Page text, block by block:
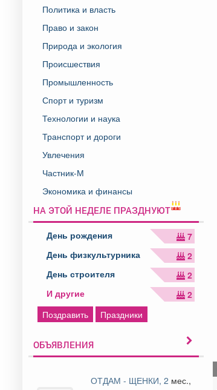
Политика и власть
Право и закон
Природа и экология
Происшествия
Промышленность
Спорт и туризм
Технологии и наука
Транспорт и дороги
Увлечения
Частник-М
Экономика и финансы
НА ЭТОЙ НЕДЕЛЕ ПРАЗДНУЮТ
День рождения
7
День физкультурника
2
День строителя
2
И другие
2
Поздравить
Праздники
ОБЪЯВЛЕНИЯ
ОТДАМ - ЩЕНКИ, 2 мес.,